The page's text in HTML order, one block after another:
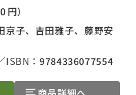
円）
京子、吉田雅子、藤野安
ISBN：9784336077554